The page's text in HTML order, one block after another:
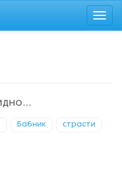
Бабник страсти